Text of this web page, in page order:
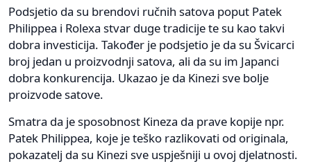
Podsjetio da su brendovi ručnih satova poput Patek
Philippea i Rolexa stvar duge tradicije te su kao takvi
dobra investicija. Također je podsjetio je da su Švicarci
broj jedan u proizvodnji satova, ali da su im Japanci
dobra konkurencija. Ukazao je da Kinezi sve bolje
proizvode satove.
Smatra da je sposobnost Kineza da prave kopije npr.
Patek Philippea, koje je teško razlikovati od originala,
pokazatelj da su Kinezi sve uspješniji u ovoj djelatnosti.